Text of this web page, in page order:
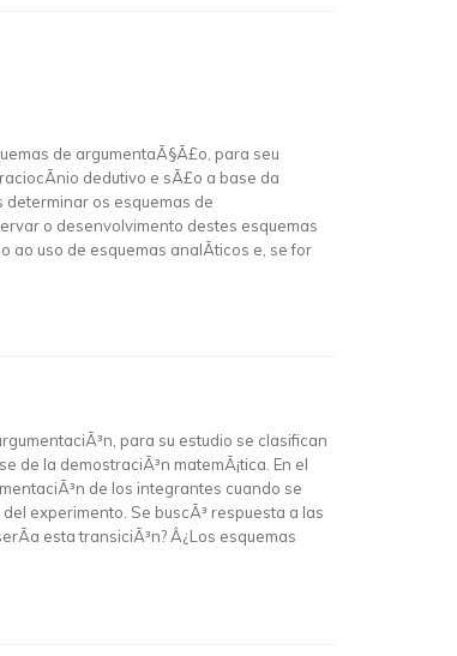
de argumentaÃ§Ã£o, para seu
dedutivo e sÃ£o a base da
os esquemas de
o desenvolvimento destes esquemas
ao uso de esquemas analÃ­ticos e, se for
para su estudio se clasifican
de la demostraciÃ³n matemÃ¡tica. En el
de los integrantes cuando se
experimento. Se buscÃ³ respuesta a las
esta transiciÃ³n? Â¿Los esquemas